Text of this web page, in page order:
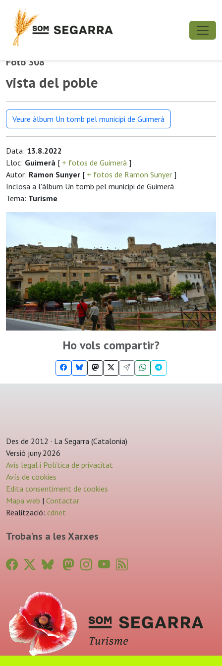
Foto 308
vista del poble
Veure àlbum Un tomb pel municipi de Guimerà
Data: 13.8.2022
Lloc: Guimerà [ + fotos de Guimerà ]
Autor: Ramon Sunyer [ + fotos de Ramon Sunyer ]
Inclosa a l'àlbum Un tomb pel municipi de Guimerà
Tema: Turisme
Ho vols compartir?
Des de 2012 · La Segarra (Catalonia)
Versió juny 2026
Avis legal i Política de privacitat
Avís de cookies
Edita consentiment de cookies
Mapa web | Contactar
Realització: cdnet
Troba'ns a les Xarxes